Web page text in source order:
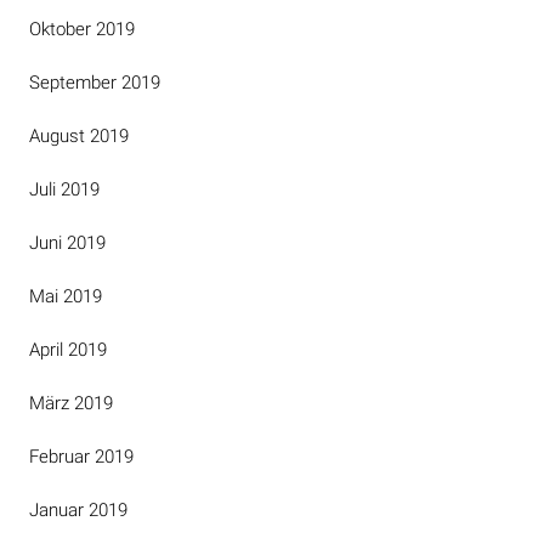
Oktober 2019
September 2019
August 2019
Juli 2019
Juni 2019
Mai 2019
April 2019
März 2019
Februar 2019
Januar 2019